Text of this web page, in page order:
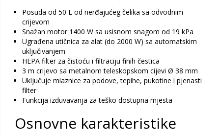
Posuda od 50 L od nerđajućeg čelika sa odvodnim
crijevom
Snažan motor 1400 W sa usisnom snagom od 19 kPa
Ugrađena utičnica za alat (do 2000 W) sa automatskim
uključivanjem
HEPA filter za čistoću i filtraciju finih čestica
3 m crijevo sa metalnom teleskopskom cijevi Ø 38 mm
Uključuje mlaznice za podove, tepihe, pukotine i pjenasti
filter
Funkcija izduvavanja za teško dostupna mjesta
Osnovne karakteristike